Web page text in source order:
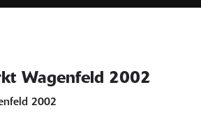
Wagenfeld 2002
2002